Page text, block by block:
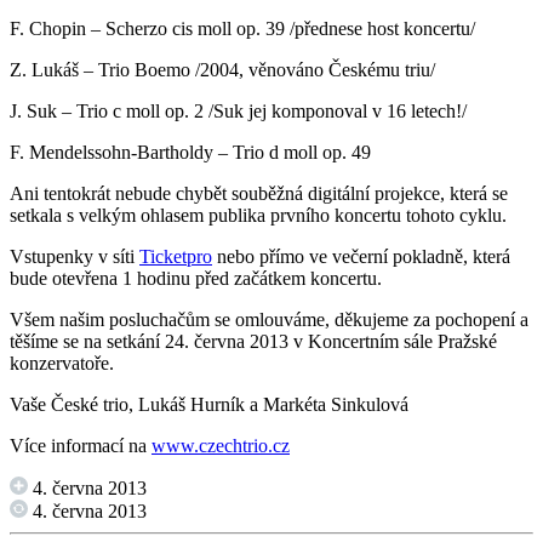
F. Chopin – Scherzo cis moll op. 39 /přednese host koncertu/
Z. Lukáš – Trio Boemo /2004, věnováno Českému triu/
J. Suk – Trio c moll op. 2 /Suk jej komponoval v 16 letech!/
F. Mendelssohn-Bartholdy – Trio d moll op. 49
Ani tentokrát nebude chybět souběžná digitální projekce, která se
setkala s velkým ohlasem publika prvního koncertu tohoto cyklu.
Vstupenky v síti Ticketpro nebo přímo ve večerní pokladně, která
bude otevřena 1 hodinu před začátkem koncertu.
Všem našim posluchačům se omlouváme, děkujeme za pochopení a
těšíme se na setkání 24. června 2013 v Koncertním sále Pražské
konzervatoře.
Vaše České trio, Lukáš Hurník a Markéta Sinkulová
Více informací na www.czechtrio.cz
4. června 2013
4. června 2013